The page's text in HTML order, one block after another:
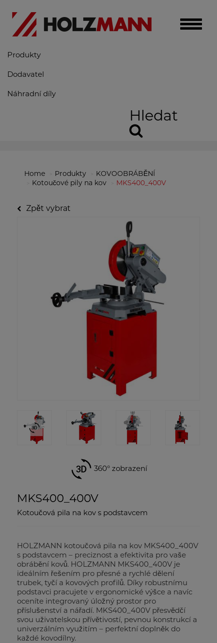
Toggle
Produkty
Dodavatel
Náhradní díly
Hledat
Home Produkty
KOVOOBRÁBĚNÍ
Kotoučové pily na kov
MKS400_400V
Zpět vybrat
360° zobrazení
MKS400_400V
Kotoučová pila na kov s podstavcem
HOLZMANN kotoučová pila na kov MKS400_400V
s podstavcem – preciznost a efektivita pro vaše
obrábění kovů. HOLZMANN MKS400_400V je
ideálním řešením pro přesné a rychlé dělení
trubek, tyčí a kovových profilů. Díky robustnímu
podstavci pracujete v ergonomické výšce a navíc
oceníte integrovaný úložný prostor pro
příslušenství a nářadí. MKS400_400V přesvědčí
svou uživatelskou přívětivostí, pevnou konstrukcí a
univerzálním využitím – perfektní doplněk do
každé kovodílny.